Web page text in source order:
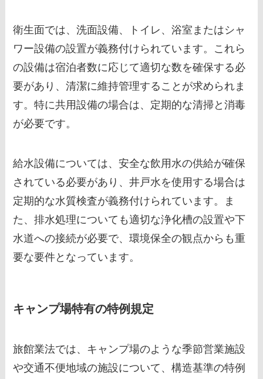
衛生面では、洗面設備、トイレ、浴室またはシャ
ワー設備の設置が義務付けられています。これら
の設備は宿泊者数に応じて適切な数を確保する必
要があり、清潔に維持管理することが求められま
す。特に共用設備の場合は、定期的な清掃と消毒
が必要です。
給水設備については、安全な飲用水の供給が確保
されている必要があり、井戸水を使用する場合は
定期的な水質検査が義務付けられています。ま
た、排水処理についても適切な浄化槽の設置や下
水道への接続が必要で、環境保全の観点からも重
要な要件となっています。
キャンプ場特有の特例規定
旅館業法では、キャンプ場のような季節営業施設
や交通不便地域の施設について、構造基準の特例